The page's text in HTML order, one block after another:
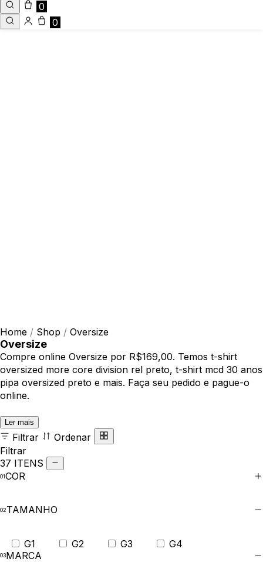
0
0
Home / Shop / Oversize
Oversize
Compre online Oversize por R$169,00. Temos t-shirt
oversized more core division rel preto, t-shirt mcd 30 anos
pipa oversized preto e mais. Faça seu pedido e pague-o
online.
Ler mais
Filtrar
Ordenar
Filtrar
37 ITENS
COR
TAMANHO
G1 G2 G3
G4
MARCA